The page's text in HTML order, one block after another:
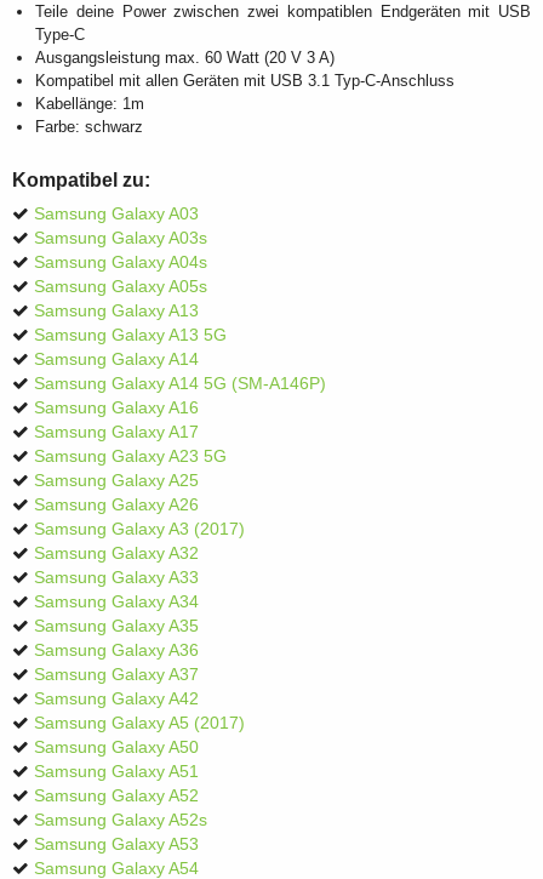
Teile deine Power zwischen zwei kompatiblen Endgeräten mit USB
Type-C
Ausgangsleistung max. 60 Watt (20 V 3 A)
Kompatibel mit allen Geräten mit USB 3.1 Typ-C-Anschluss
Kabellänge: 1m
Farbe: schwarz
Kompatibel zu:
Samsung Galaxy A03
Samsung Galaxy A03s
Samsung Galaxy A04s
Samsung Galaxy A05s
Samsung Galaxy A13
Samsung Galaxy A13 5G
Samsung Galaxy A14
Samsung Galaxy A14 5G (SM-A146P)
Samsung Galaxy A16
Samsung Galaxy A17
Samsung Galaxy A23 5G
Samsung Galaxy A25
Samsung Galaxy A26
Samsung Galaxy A3 (2017)
Samsung Galaxy A32
Samsung Galaxy A33
Samsung Galaxy A34
Samsung Galaxy A35
Samsung Galaxy A36
Samsung Galaxy A37
Samsung Galaxy A42
Samsung Galaxy A5 (2017)
Samsung Galaxy A50
Samsung Galaxy A51
Samsung Galaxy A52
Samsung Galaxy A52s
Samsung Galaxy A53
Samsung Galaxy A54